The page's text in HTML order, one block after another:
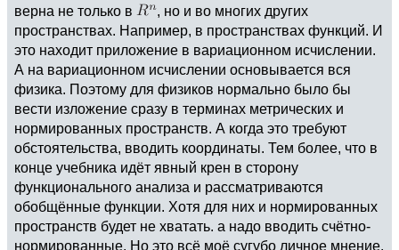
верна не только в
, но и во многих других
пространствах. Например, в пространствах функций. И
это находит приложение в вариационном исчислении.
А на вариационном исчислении основывается вся
физика. Поэтому для физиков нормально было бы
вести изложение сразу в терминах метрических и
нормированных пространств. А когда это требуют
обстоятельства, вводить координаты. Тем более, что в
конце учебника идёт явный крен в сторону
функционального анализа и рассматриваются
обобщённые функции. Хотя для них и нормированных
пространств будет не хватать. а надо вводить счётно-
нормированные. Но это всё моё сугубо личное мнение.